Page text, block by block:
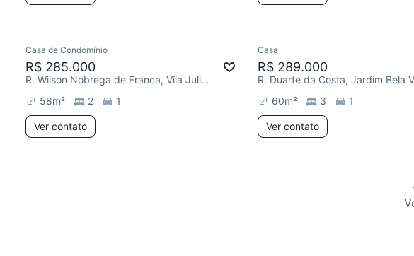
Casa de Condomínio
R$ 285.000
R. Wilson Nóbrega de Franca, Vila Juliana
58m² 2 1
Ver contato
Casa
R$ 289.000
R. Duarte da Costa, Jardim Bela
60m² 3 1
Ver contato